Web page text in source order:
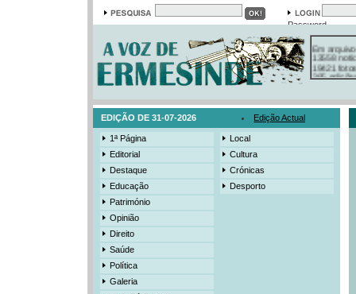
Password
Em arquivo
13558
19421
385
3206
EDIÇÃO DE 31-07-2026 Edição Actual
1ª Página
Editorial
Destaque
Educação
Património
Opinião
Direito
Saúde
Política
Galeria
Local
Cultura
Crónicas
Desporto